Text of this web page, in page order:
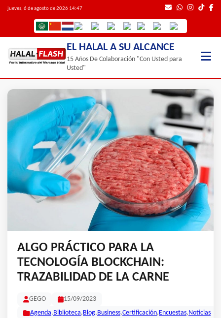
jueves, 6 de agosto de 2026 14:47
EL HALAL A SU ALCANCE
15 Años De Colaboración "Con Usted para
Usted"
ALGO PRÁCTICO PARA LA
TECNOLOGÍA BLOCKCHAIN:
TRAZABILIDAD DE LA CARNE
GEGO 15/09/2023
Agenda, Biblioteca, Blog, Business,Certificación, Encuestas, Noticias